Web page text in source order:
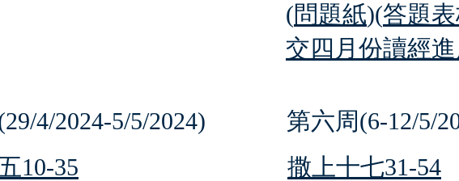
(問題紙)(答題
交四月份讀經
4/2024-5/5/2024)
10-35
第六周(6-12/5/
撒上十七31-54